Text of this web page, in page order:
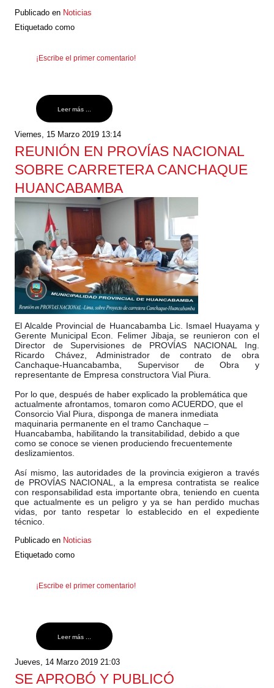
Publicado en Noticias
Etiquetado como
¡Escribe el primer comentario!
Leer más ...
Viernes, 15 Marzo 2019 13:14
REUNIÓN EN PROVÍAS NACIONAL
SOBRE CARRETERA CANCHAQUE
HUANCABAMBA
El Alcalde Provincial de Huancabamba Lic. Ismael Huayama y
Gerente Municipal Econ. Felimer Jibaja, se reunieron con el
Director de Supervisiones de PROVÍAS NACIONAL Ing.
Ricardo Chávez, Administrador de contrato de obra
Canchaque-Huancabamba, Supervisor de Obra y
representante de Empresa constructora Vial Piura.
Por lo que, después de haber explicado la problemática que
actualmente afrontamos, tomaron como ACUERDO, que el
Consorcio Vial Piura, disponga de manera inmediata
maquinaria permanente en el tramo Canchaque –
Huancabamba, habilitando la transitabilidad, debido a que
como se conoce se vienen produciendo frecuentemente
deslizamientos.
Así mismo, las autoridades de la provincia exigieron a través
de PROVÍAS NACIONAL, a la empresa contratista se realice
con responsabilidad esta importante obra, teniendo en cuenta
que actualmente es un peligro y ya se han perdido muchas
vidas, por tanto respetar lo establecido en el expediente
técnico.
Publicado en Noticias
Etiquetado como
¡Escribe el primer comentario!
Leer más ...
Jueves, 14 Marzo 2019 21:03
SE APROBÓ Y PUBLICÓ